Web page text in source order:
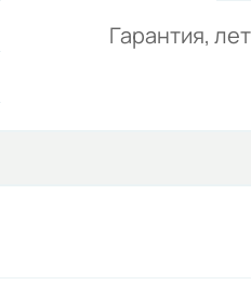
Гарантия,